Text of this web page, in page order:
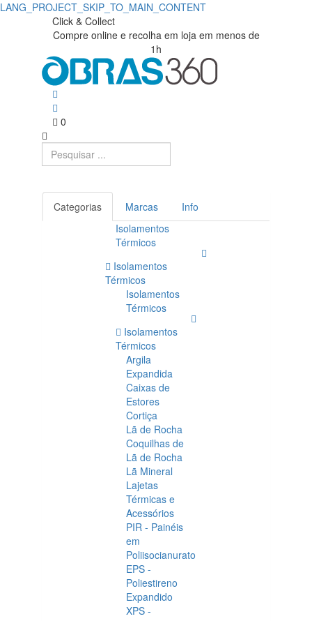
LANG_PROJECT_SKIP_TO_MAIN_CONTENT
Válvulas
redutoras
Obras360
Obras360
Materiais
Construção
Click & Collect
Compre online e recolha em loja em menos de
1h
0
Categorias Marcas
Info
Isolamentos
Térmicos
Isolamentos
Térmicos
Isolamentos
Térmicos
Isolamentos
Térmicos
Argila
Expandida
Caixas de
Estores
Cortiça
Lã de Rocha
Coquilhas de
Lã de Rocha
Lã Mineral
Lajetas
Térmicas e
Acessórios
PIR - Painéis
em
Poliisocianurato
EPS -
Poliestireno
Expandido
XPS -